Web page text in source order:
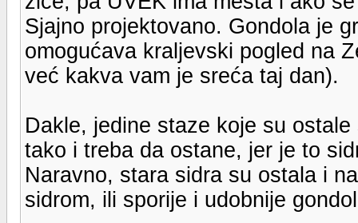
Sjajno projektovano. Gondola je
omogućava kraljevski pogled na
već kakva vam je sreća taj dan).
Dakle, jedine staze koje su
tako i treba da ostane, jer je to
Naravno, stara sidra su ostala i
sidrom, ili sporije i udobnije